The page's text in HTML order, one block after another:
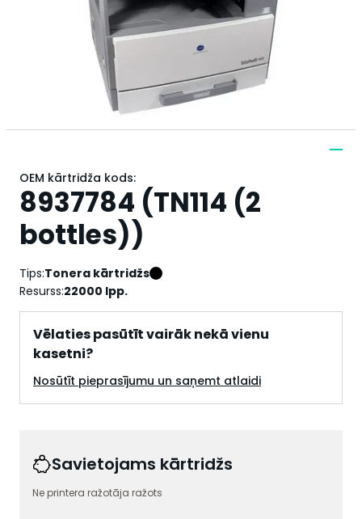
OEM kārtridža kods:
8937784 (TN114 (2
bottles))
Tips:Tonera kārtridžs
Resurss:22000 lpp.
Vēlaties pasūtīt vairāk nekā vienu
kasetni?
Nosūtīt pieprasījumu un saņemt atlaidi
Savietojams kārtridžs
Ne printera ražotāja ražots